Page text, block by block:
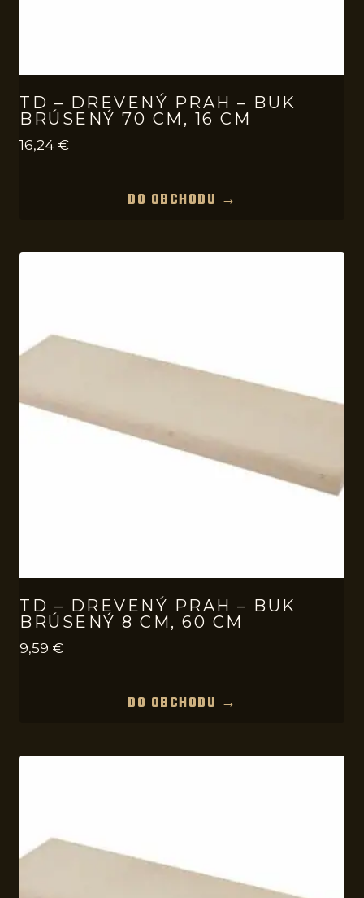
TD – DREVENÝ PRAH – BUK
BRÚSENÝ 70 CM, 16 CM
16,24 €
DO OBCHODU →
TD – DREVENÝ PRAH – BUK
BRÚSENÝ 8 CM, 60 CM
9,59 €
DO OBCHODU →